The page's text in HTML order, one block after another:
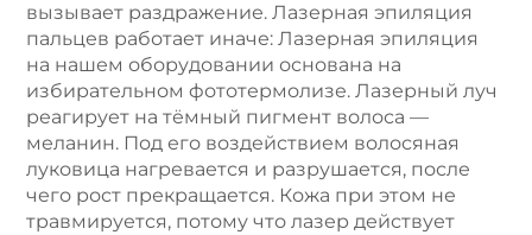
вызывает раздражение. Лазерная эпиляция
пальцев работает иначе: Лазерная эпиляция
на нашем оборудовании основана на
избирательном фототермолизе. Лазерный луч
реагирует на тёмный пигмент волоса —
меланин. Под его воздействием волосяная
луковица нагревается и разрушается, после
чего рост прекращается. Кожа при этом не
травмируется, потому что лазер действует